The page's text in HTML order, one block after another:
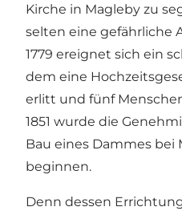
Kirche in Magleby zu
selten eine gefährliche
1779 ereignet sich ein
dem eine
erlitt und fünf
1851 wurde die
Bau eines Dammes bei
beginnen.
Denn dessen